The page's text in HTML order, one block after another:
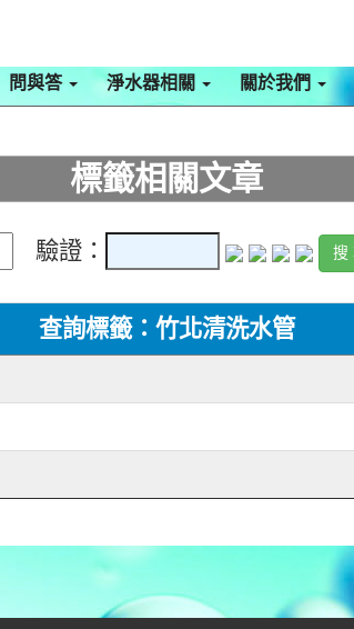
問與答 淨水器相關 關於我們
標籤相關文章
驗證：
查詢標籤：竹北清洗水管